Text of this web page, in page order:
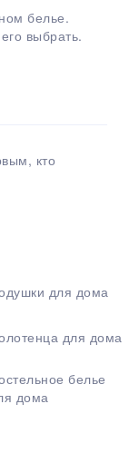
белье.
выбрать.
кто
для дома
для дома
белье
дома